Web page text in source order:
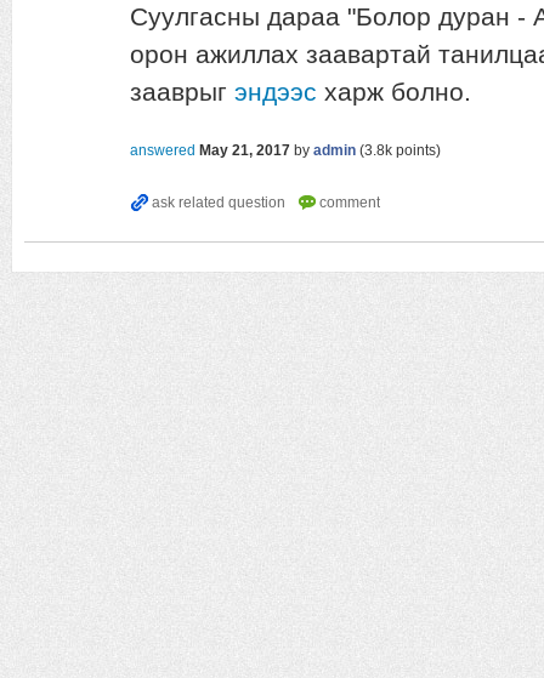
Суулгасны дараа "Болор дуран -
орон ажиллах заавартай
зааврыг эндээс харж болно.
answered May 21, 2017 by admin (3.8k points)